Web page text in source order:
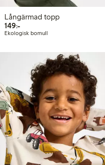
Långärmad topp
149:-149,00 kr
Ekologisk bomull